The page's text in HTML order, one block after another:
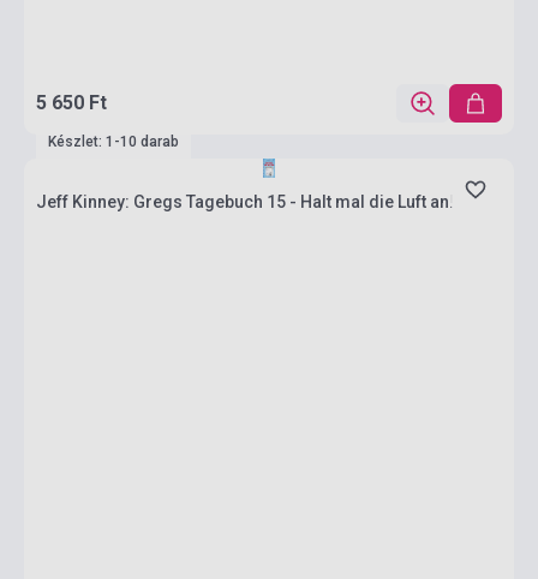
5 650 Ft
Készlet: 1-10 darab
Jeff Kinney: Gregs Tagebuch 15 - Halt mal die Luft an!